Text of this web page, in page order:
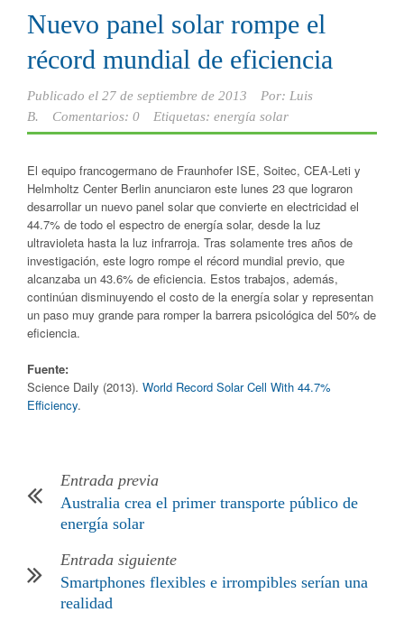
Nuevo panel solar rompe el
récord mundial de eficiencia
Publicado el 27 de septiembre de 2013 Por: Luis
B.
Comentarios: 0 Etiquetas: energía solar
El equipo francogermano de Fraunhofer ISE, Soitec, CEA-Leti y
Helmholtz Center Berlin anunciaron este lunes 23 que lograron
desarrollar un nuevo panel solar que convierte en electricidad el
44.7% de todo el espectro de energía solar, desde la luz
ultravioleta hasta la luz infrarroja. Tras solamente tres años de
investigación, este logro rompe el récord mundial previo, que
alcanzaba un 43.6% de eficiencia. Estos trabajos, además,
continúan disminuyendo el costo de la energía solar y representan
un paso muy grande para romper la barrera psicológica del 50% de
eficiencia.
Fuente:
Science Daily (2013). World Record Solar Cell With 44.7%
Efficiency.
Entrada previa
Australia crea el primer transporte público de
energía solar
Entrada siguiente
Smartphones flexibles e irrompibles serían una
realidad